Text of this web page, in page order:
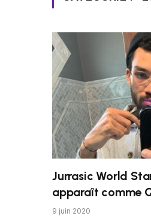
Jurrasic World
apparaît comme
9 juin 2020